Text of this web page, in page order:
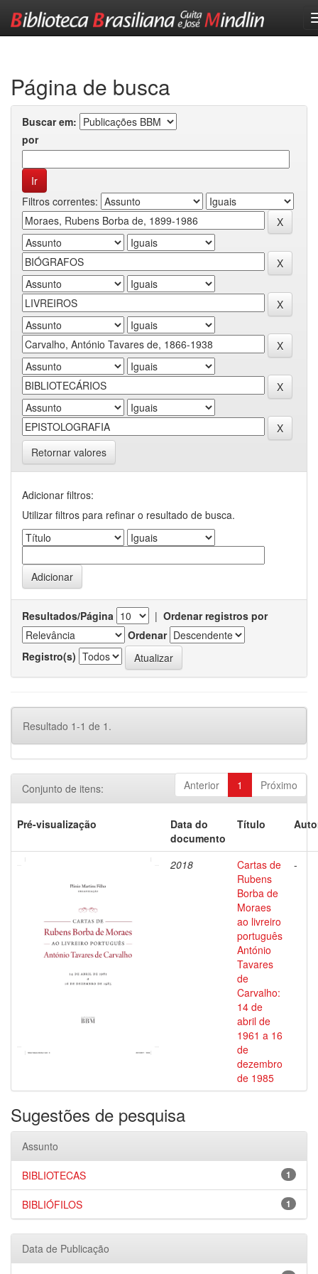
Página de busca
Buscar em:
por
Filtros correntes:
Retornar valores
Adicionar filtros:
Utilizar filtros para refinar o resultado de busca.
Resultados/Página | Ordenar registros por
Ordenar
Registro(s)
Resultado 1-1 de 1.
Anterior 1 Próximo
Conjunto de itens:
Pré-visualização
Data do
documento
Título
2018
Cartas de
Rubens
Borba de
Moraes
ao livreiro
português
António
Tavares
de
Carvalho:
14 de
abril de
1961 a 16
de
dezembro
de 1985
-
Sugestões de pesquisa
Assunto
1
BIBLIOTECAS
1
BIBLIÓFILOS
Data de Publicação